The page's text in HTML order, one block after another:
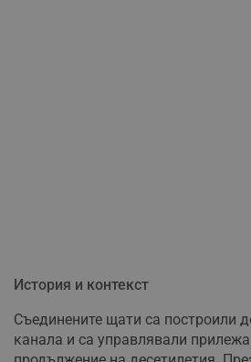
История и контекст
Съединените щати са построили
канала и са управлявали